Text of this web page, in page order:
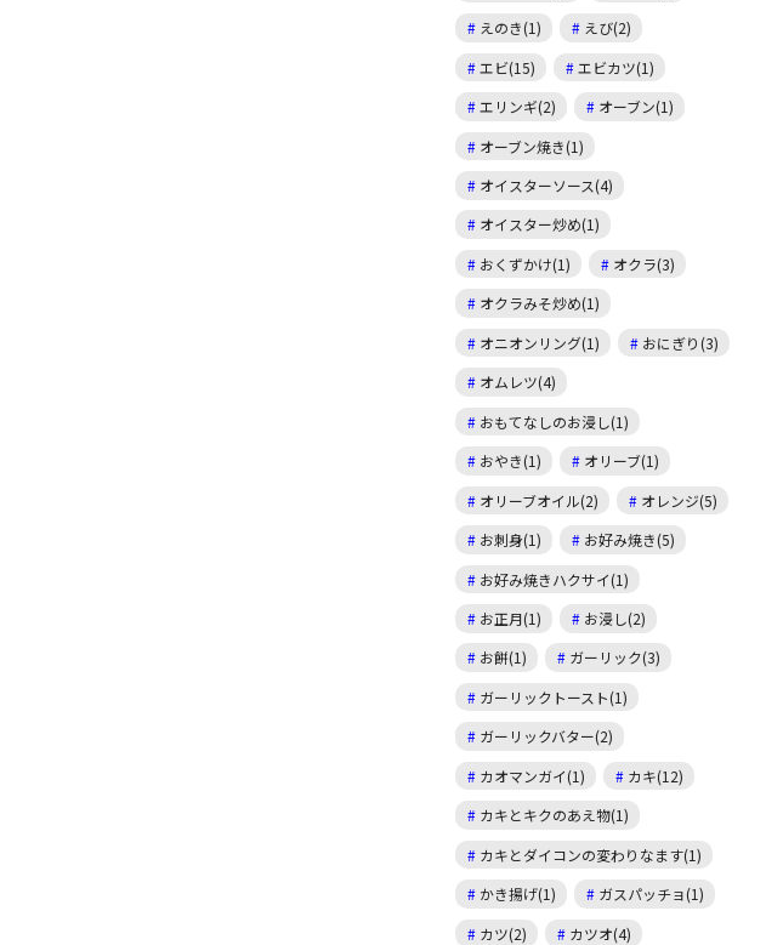
えのき(1)
えび(2)
エビ(15)
エビカツ(1)
エリンギ(2)
オーブン(1)
オーブン焼き(1)
オイスターソース(4)
オイスター炒め(1)
おくずかけ(1)
オクラ(3)
オクラみそ炒め(1)
オニオンリング(1)
おにぎり(3)
オムレツ(4)
おもてなしのお浸し(1)
おやき(1)
オリーブ(1)
オリーブオイル(2)
オレンジ(5)
お刺身(1)
お好み焼き(5)
お好み焼きハクサイ(1)
お正月(1)
お浸し(2)
お餅(1)
ガーリック(3)
ガーリックトースト(1)
ガーリックバター(2)
カオマンガイ(1)
カキ(12)
カキとキクのあえ物(1)
カキとダイコンの変わりなます(1)
かき揚げ(1)
ガスパッチョ(1)
カツ(2)
カツオ(4)